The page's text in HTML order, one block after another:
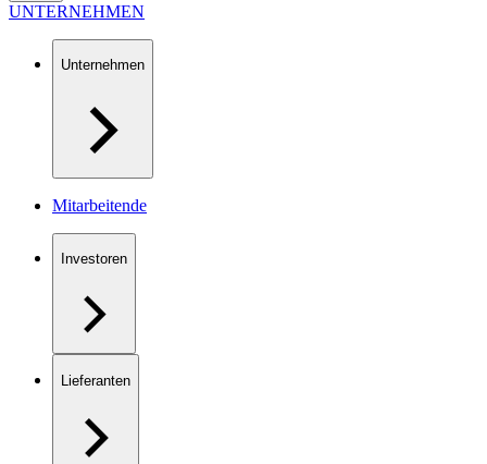
UNTERNEHMEN
Unternehmen
Mitarbeitende
Investoren
Lieferanten